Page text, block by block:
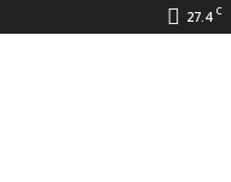
27.4 C